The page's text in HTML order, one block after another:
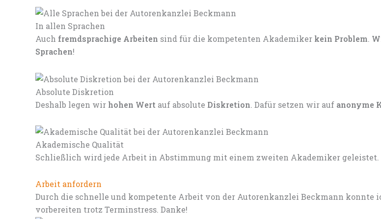
In allen Sprachen
Auch fremdsprachige Arbeiten sind für die kompetenten Akademiker kein Problem.
Sprachen!
Absolute Diskretion
Deshalb legen wir hohen Wert auf absolute Diskretion. Dafür setzen wir auf anonyme
Akademische Qualität
Schließlich wird jede Arbeit in Abstimmung mit einem zweiten Akademiker
Arbeit anfordern
Durch die schnelle und kompetente Arbeit von der Autorenkanzlei Beckmann
vorbereiten trotz Terminstress. Danke!